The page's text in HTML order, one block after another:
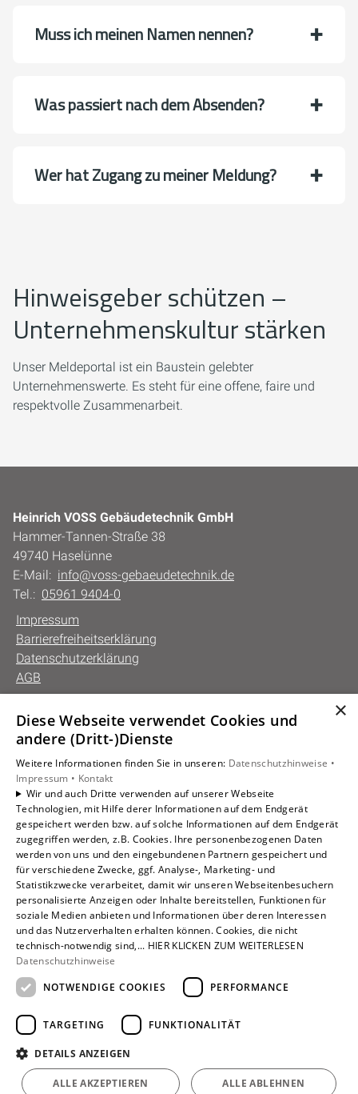
Muss ich meinen Namen nennen?
Was passiert nach dem Absenden?
Wer hat Zugang zu meiner Meldung?
Hinweisgeber schützen –
Unternehmenskultur stärken
Unser Meldeportal ist ein Baustein gelebter
Unternehmenswerte. Es steht für eine offene, faire und
respektvolle Zusammenarbeit.
Heinrich VOSS Gebäudetechnik GmbH
Hammer-Tannen-Straße 38
49740 Haselünne
E-Mail: info@voss-gebaeudetechnik.de
Tel.: 05961 9404-0
Impressum
Barrierefreiheitserklärung
Datenschutzerklärung
AGB
Unsere Bereiche
Gewerbekunden
Karriere
Unternehmen
Kontakt
×
Diese Webseite verwendet Cookies und
andere (Dritt-)Dienste
Weitere Informationen finden Sie in unseren: Datenschutzhinweise •
Impressum • Kontakt
Wir und auch Dritte verwenden auf unserer Webseite
Technologien, mit Hilfe derer Informationen auf dem Endgerät
gespeichert werden bzw. auf solche Informationen auf dem Endgerät
zugegriffen werden, z.B. Cookies. Ihre personenbezogenen Daten
werden von uns und den eingebundenen Partnern gespeichert und
für verschiedene Zwecke, ggf. Analyse-, Marketing- und
Statistikzwecke verarbeitet, damit wir unseren Webseitenbesuchern
personalisierte Anzeigen oder Inhalte bereitstellen, Funktionen für
soziale Medien anbieten und Informationen über deren Interessen
und das Nutzerverhalten erhalten können. Cookies, die nicht
technisch-notwendig sind,... HIER KLICKEN ZUM WEITERLESEN
Datenschutzhinweise
NOTWENDIGE COOKIES
PERFORMANCE
TARGETING FUNKTIONALITÄT
DETAILS ANZEIGEN
ALLE AKZEPTIEREN ALLE ABLEHNEN